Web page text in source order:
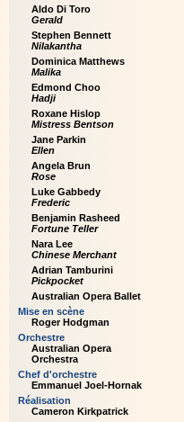
Aldo Di Toro
Gerald
Stephen Bennett
Nilakantha
Dominica Matthews
Malika
Edmond Choo
Hadji
Roxane Hislop
Mistress Bentson
Jane Parkin
Ellen
Angela Brun
Rose
Luke Gabbedy
Frederic
Benjamin Rasheed
Fortune Teller
Nara Lee
Chinese Merchant
Adrian Tamburini
Pickpocket
Australian Opera Ballet
Mise en scène
Roger Hodgman
Orchestre
Australian Opera
Orchestra
Chef d'orchestre
Emmanuel Joel-Hornak
Réalisation
Cameron Kirkpatrick